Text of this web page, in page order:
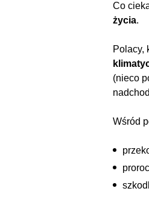
Co
życia.
Polacy,
(nieco
Wśród